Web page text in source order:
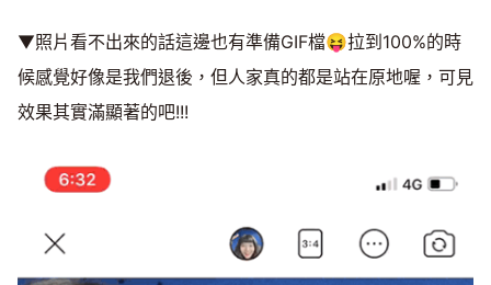
▼照片看不出來的話這邊也有準備GIF檔😝拉到100%的時
候感覺好像是我們退後，但人家真的都是站在原地喔，可見
效果其實滿顯著的吧!!!